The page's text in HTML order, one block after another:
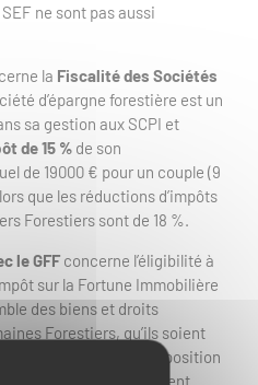
ne sont pas aussi
la Fiscalité des Sociétés
d’épargne forestière est un
sa gestion aux SCPI et
de 15 % de son
de 19000 € pour un couple (9
que les réductions d’impôts
Forestiers sont de 18 %.
le GFF concerne l’éligibilité à
sur la Fortune Immobilière
des biens et droits
Forestiers, qu’ils soient
Ainsi la composition
Forestière) entrent